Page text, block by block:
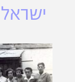
ישראל